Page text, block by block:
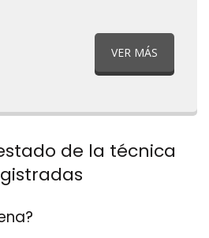
VER MÁS
de la técnica